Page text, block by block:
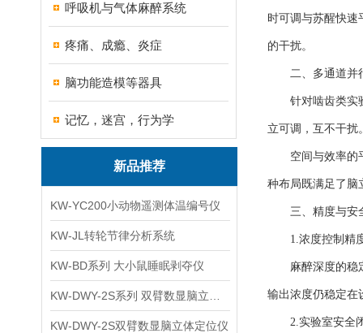
呼吸机与气体麻醉系统
疼痛、成瘾、炎症
脑功能造模等器具
记忆，迷宫，行为学
新品推荐
KW-YC200小动物遥测体温编号仪
KW-JL转轮节律分析系统
KW-BD系列 大小鼠睡眠剥夺仪
KW-DWY-2S双臂数显脑立体定位仪
时可调与苏醒快速
的干扰。
二、多通道并行
针对啮齿类实验
立可调，互不干扰
空间与效率的平
种布局既满足了脑
三、精度与安全
1.浓度控制精
麻醉深度的稳定
输出浓度仍稳定在
2.实验室安全